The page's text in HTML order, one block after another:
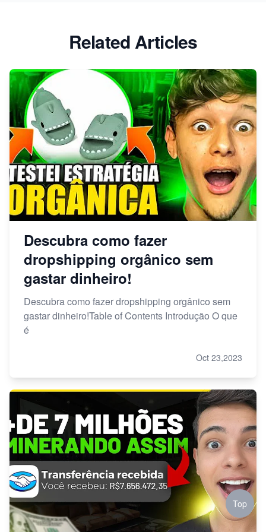
Related Articles
Descubra como fazer
dropshipping orgânico sem
gastar dinheiro!
Descubra como fazer dropshipping orgânico sem
gastar dinheiro!Table of Contents Introdução O que
é
Oct 23,2023
Top